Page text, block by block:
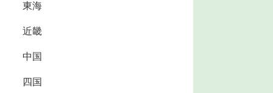
東海
近畿
中国
四国